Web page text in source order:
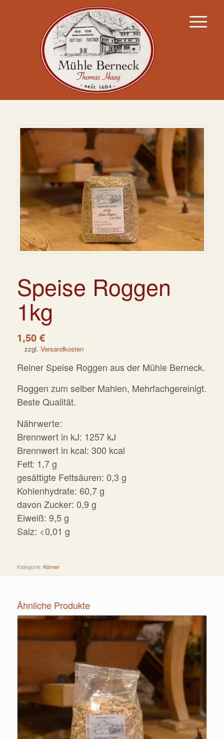
Speise Roggen
1kg
1,50 €
zzgl. Versandkosten
Reiner Speise Roggen aus der Mühle Berneck.
Roggen zum selber Mahlen, Mehrfachgereinigt.
Beste Qualität.
Nährwerte:
Brennwert in kJ: 1257 kJ
Brennwert in kcal: 300 kcal
Fett: 1,7 g
gesättigte Fettsäuren: 0,3 g
Kohlenhydrate: 60,7 g
davon Zucker: 0,9 g
Eiweiß: 9,5 g
Salz: <0,01 g
Kategorie: Körner
Ähnliche Produkte